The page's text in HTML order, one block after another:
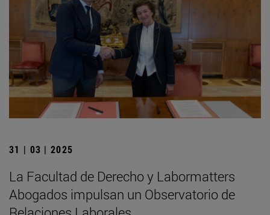
31 | 03 | 2025
La Facultad de Derecho y Labormatters
Abogados impulsan un Observatorio de